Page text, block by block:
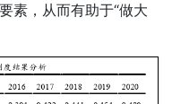
素，从而有助于“做大